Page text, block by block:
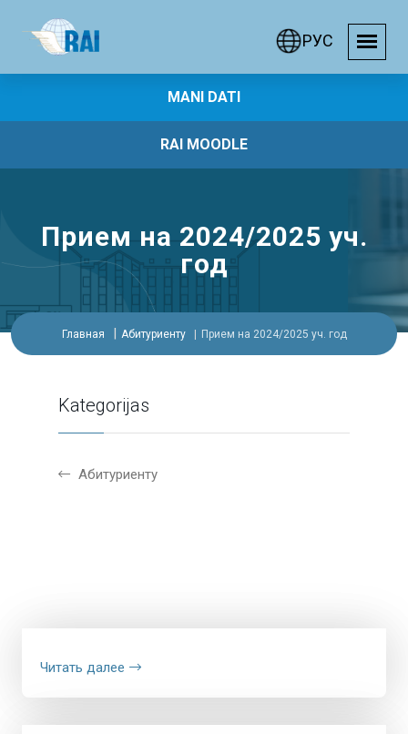
РУС
MANI DATI
RAI MOODLE
Прием на 2024/2025 уч.
год
Главная Абитуриенту Прием на 2024/2025 уч. год
Kategorijas
Абитуриенту
Читать далее